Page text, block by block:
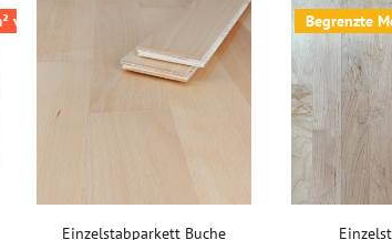
verfügbar
Einzelstabparkett Buche
Begrenzte